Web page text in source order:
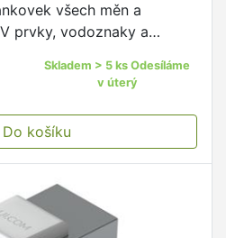
všech měn a
prvky, vodoznaky a
…
Skladem > 5 ks Odesíláme
v úterý
košíku